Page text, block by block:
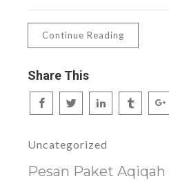
Continue Reading
Share This
Uncategorized
Pesan Paket